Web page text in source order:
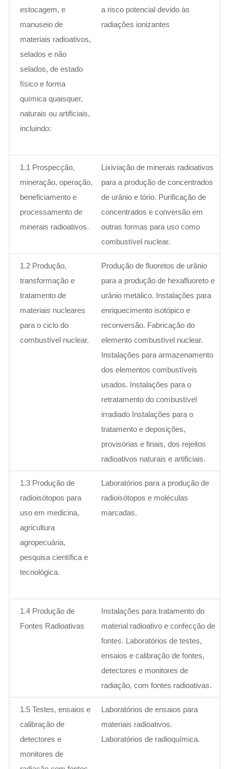
estocagem, e
manuseio de
materiais radioativos,
selados e não
selados, de estado
físico e forma
química quaisquer,
naturais ou artificiais,
incluindo:
a risco potencial devido às
radiações ionizantes
1.1 Prospecção,
mineração, operação,
beneficiamento e
processamento de
minerais radioativos.
Lixiviação de minerais radioativos
para a produção de concentrados
de urânio e tório. Purificação de
concentrados e conversão em
outras formas para uso como
combustível nuclear.
1.2 Produção,
transformação e
tratamento de
materiais nucleares
para o ciclo do
combustível nuclear.
Produção de fluoretos de urânio
para a produção de hexafluoreto e
urânio metálico. Instalações para
enriquecimento isotópico e
reconversão. Fabricação do
elemento combustível nuclear.
Instalações para armazenamento
dos elementos combustíveis
usados. Instalações para o
retratamento do combustível
irradiado Instalações para o
tratamento e deposições,
provisórias e finais, dos rejeitos
radioativos naturais e artificiais.
1.3 Produção de
radioisótopos para
uso em medicina,
agricultura
agropecuária,
pesquisa científica e
tecnológica.
Laboratórios para a produção de
radioisótopos e moléculas
marcadas.
1.4 Produção de
Fontes Radioativas
Instalações para tratamento do
material radioativo e confecção de
fontes. Laboratórios de testes,
ensaios e calibração de fontes,
detectores e monitores de
radiação, com fontes radioativas.
1.5 Testes, ensaios e
calibração de
detectores e
monitores de
Laboratórios de ensaios para
materiais radioativos.
Laboratórios de radioquímica.